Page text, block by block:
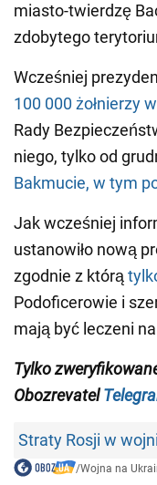
miasto-twierdzę
zdobytego
Wcześniej
100 000 żołnierzy
Rady
niego, tylko od
Bakmucie, w tym
Jak wcześniej
ustanowiło nową
zgodnie z którą
Podoficerowie i
mają być leczeni
Tylko
Obozrevatel
Straty Rosji w
/Wojna na